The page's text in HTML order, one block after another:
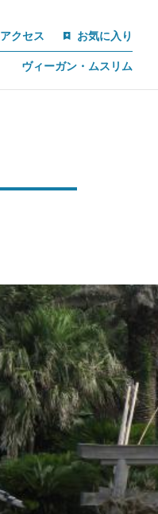
アクセス お気に入り
ヴィーガン・ムスリム